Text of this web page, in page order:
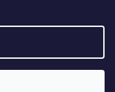
práva vyhrazena.